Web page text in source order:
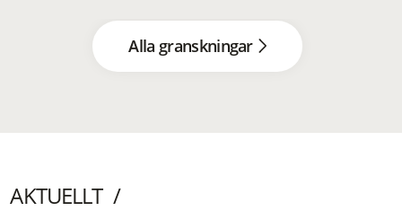
Alla granskningar
AKTUELLT